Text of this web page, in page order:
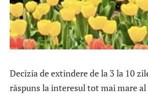
Decizia de extindere de la 3 la 10
răspuns la interesul tot mai mare